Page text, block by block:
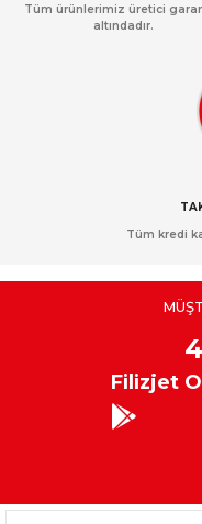
Tüm ürünlerimiz üretici
altındadır.
Tüm kredi
Filizjet